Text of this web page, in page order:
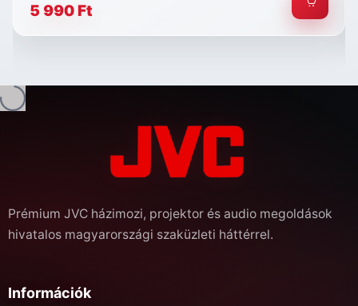
5 990 Ft
Prémium JVC házimozi, projektor és audio megoldások
hivatalos magyarországi szaküzleti háttérrel.
Információk